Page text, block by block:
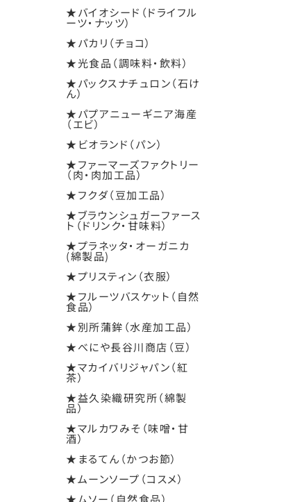
★バイオシード（ドライフル
ーツ・ナッツ）
★パカリ（チョコ）
★光食品（調味料・飲料）
★パックスナチュロン（石け
ん）
★パプアニューギニア海産
（エビ）
★ビオランド（パン）
★ファーマーズファクトリー
（肉・肉加工品）
★フクダ（豆加工品）
★ブラウンシュガーファース
ト（ドリンク・甘味料）
★プラネッタ・オーガニカ
(綿製品)
★プリスティン（衣服）
★フルーツバスケット（自然
食品）
★別所蒲鉾（水産加工品）
★べにや長谷川商店（豆）
★マカイバリジャパン（紅
茶）
★益久染織研究所（綿製
品）
★マルカワみそ（味噌・甘
酒）
★まるてん（かつお節）
★ムーンソープ（コスメ）
★ムソー（自然食品）